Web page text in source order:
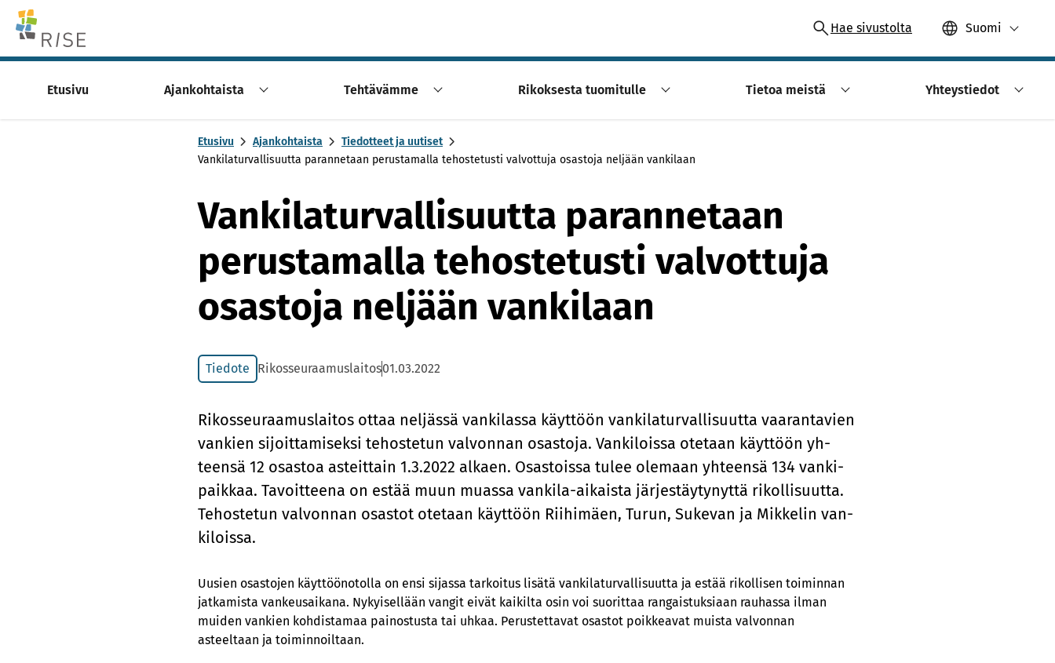
Skip to content -saavutettavuusohje
Hae sivustolta Suomi
Etusivu Ajankohtaista Tehtävämme Rikoksesta tuomitulle Tietoa meistä Yhteystiedot
Etusivu Ajankohtaista
Tiedotteet ja uutiset
Vankilaturvallisuutta parannetaan perustamalla tehostetusti valvottuja osastoja neljään vankilaan
Vankilaturvallisuutta parannetaan
perustamalla tehostetusti valvottuja
osastoja neljään vankilaan
Tiedote Rikosseuraamuslaitos01.03.2022
Ri­kos­seu­raa­mus­lai­tos ot­taa nel­jäs­sä van­ki­las­sa käyt­töön van­ki­la­tur­val­li­suut­ta vaa­ran­ta­vien
van­kien si­joit­ta­mi­sek­si te­hos­te­tun val­von­nan osas­to­ja. Van­ki­lois­sa ote­taan käyt­töön yh­
teen­sä 12 osas­toa as­teit­tain 1.3.2022 al­kaen. Osas­tois­sa tu­lee ole­maan yh­teen­sä 134 van­ki­
paik­kaa. Ta­voit­tee­na on es­tää muun muas­sa van­ki­la-ai­kais­ta jär­jes­täy­ty­nyt­tä ri­kol­li­suut­ta.
Te­hos­te­tun val­von­nan osas­tot ote­taan käyt­töön Rii­hi­mäen, Tu­run, Su­ke­van ja Mik­ke­lin van­
ki­lois­sa.
Uusien osastojen käyttöönotolla on ensi sijassa tarkoitus lisätä vankilaturvallisuutta ja estää rikollisen toiminnan
jatkamista vankeusaikana. Nykyisellään vangit eivät kaikilta osin voi suorittaa rangaistuksiaan rauhassa ilman
muiden vankien kohdistamaa painostusta tai uhkaa. Perustettavat osastot poikkeavat muista valvonnan
asteeltaan ja toiminnoiltaan.